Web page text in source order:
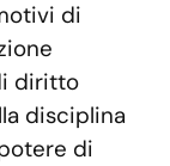
di
diritto
disciplina
di